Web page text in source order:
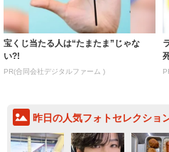
宝くじ当たる人は“たまたま”じゃな
い?!
PR(合同会社デジタルファーム )
昨日の人気フォトセレクショ